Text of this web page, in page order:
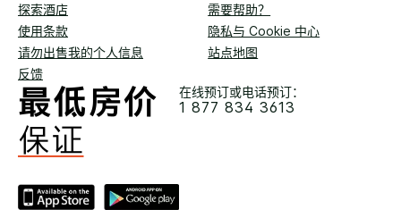
探索酒店
需要帮助？
使用条款
隐私与 Cookie 中心
请勿出售我的个人信息
站点地图
反馈
在线预订或电话预订：
1 877 834 3613